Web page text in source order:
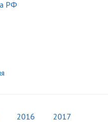
РФ
2016 2017